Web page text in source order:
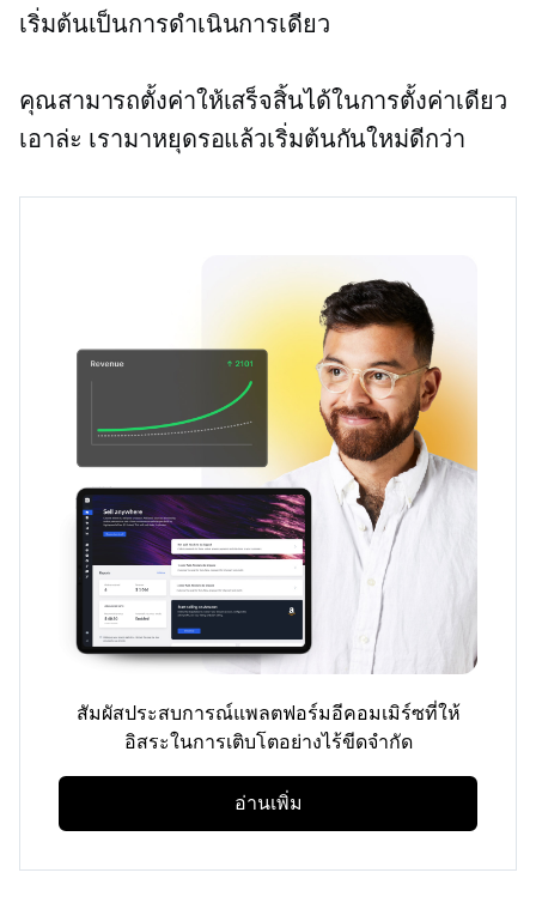
เริ่มต้นเป็นการดำเนินการเดียว
คุณสามารถตั้งค่าให้เสร็จสิ้นได้ในการตั้งค่าเดียว
เอาล่ะ เรามาหยุดรอแล้วเริ่มต้นกันใหม่ดีกว่า
สัมผัสประสบการณ์แพลตฟอร์มอีคอมเมิร์ซที่ให้
อิสระในการเติบโตอย่างไร้ขีดจำกัด
อ่านเพิ่ม